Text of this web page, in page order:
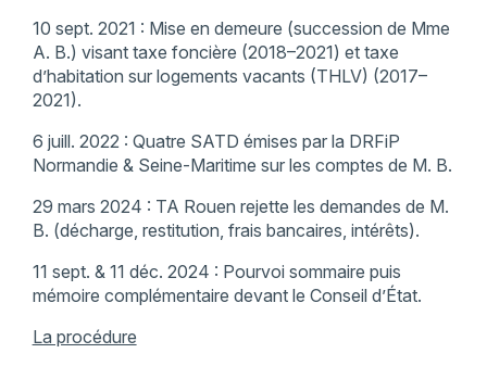
10 sept. 2021 : Mise en demeure (succession de Mme
A. B.) visant taxe foncière (2018–2021) et taxe
d’habitation sur logements vacants (THLV) (2017–
2021).
6 juill. 2022 : Quatre SATD émises par la DRFiP
Normandie & Seine-Maritime sur les comptes de M. B.
29 mars 2024 : TA Rouen rejette les demandes de M.
B. (décharge, restitution, frais bancaires, intérêts).
11 sept. & 11 déc. 2024 : Pourvoi sommaire puis
mémoire complémentaire devant le Conseil d’État.
La procédure